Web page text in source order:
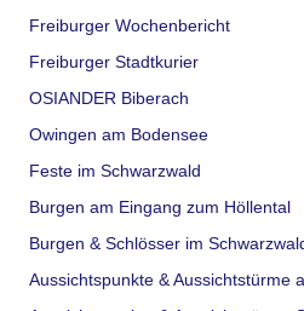
Freiburger Wochenbericht
Freiburger Stadtkurier
OSIANDER Biberach
Owingen am Bodensee
Feste im Schwarzwald
Burgen am Eingang zum Höllental
Burgen & Schlösser im
Aussichtspunkte & Aussichtstürme